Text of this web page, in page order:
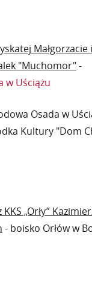
"Muchomor"-
w Uściążu
Osada w
Kultury "Dom
KKS „Orły”
- boisko Orłów w